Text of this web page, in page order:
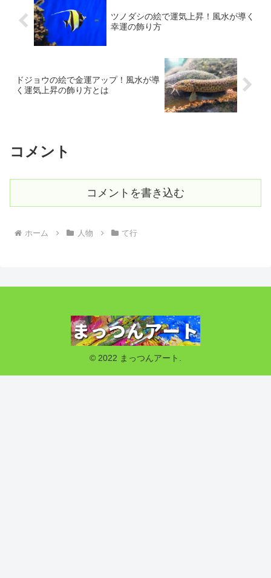
ツノダシの絵で運気上昇！風水が導く
幸運の飾り方
ドジョウの絵で金運アップ！風水が導
く運気上昇の飾り方とは
コメント
コメントを書き込む
ホーム 人物 て行
© 2022 まっつんアート.